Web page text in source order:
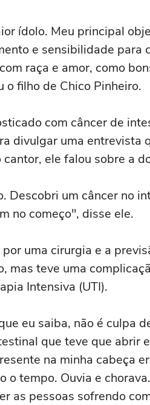
ídolo. Meu principal
e sensibilidade para
raça e amor, como
filho de Chico Pinheiro.
com câncer de
divulgar uma entrevista
ele falou sobre a
Descobri um câncer no
no começo", disse ele.
uma cirurgia e a
mas teve uma
Intensiva (UTI).
eu saiba, não é culpa
que teve que abrir
na minha cabeça
o tempo. Ouvia e
as pessoas sofrendo